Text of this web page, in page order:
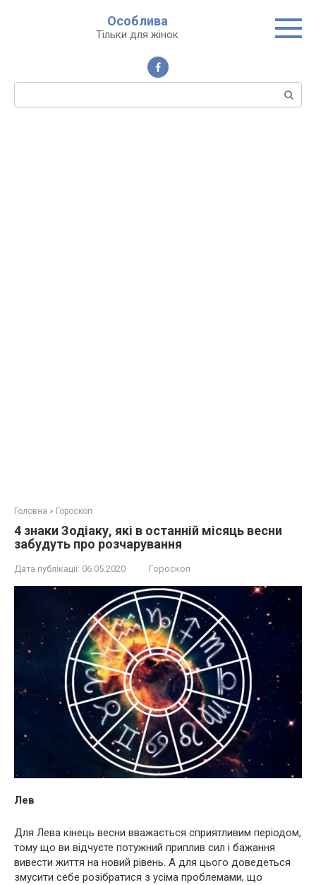
Особлива
Тільки для жінок
Пошук:
Головна » Гороскоп
4 знаки Зодіаку, які в останній місяць весни
забудуть про розчарування
Дата публікації: 06.05.2020 Гороскоп
Лев
Для Лева кінець весни вважається сприятливим періодом,
тому що ви відчуєте потужний приплив сил і бажання
вивести життя на новий рівень. А для цього доведеться
змусити себе розібратися з усіма проблемами, що